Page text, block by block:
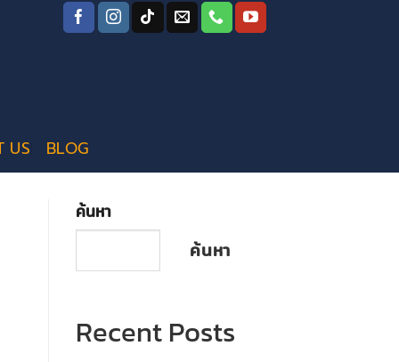
US BLOG
ค้นหา
ค้นหา
Recent Posts